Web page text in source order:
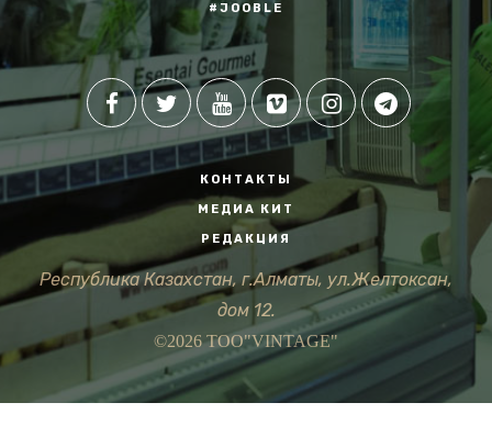
#JOOBLE
КОНТАКТЫ
МЕДИА КИТ
РЕДАКЦИЯ
Республика Казахстан, г.Алматы, ул.Желтоксан,
дом 12.
©2026 ТОО"VINTAGE"